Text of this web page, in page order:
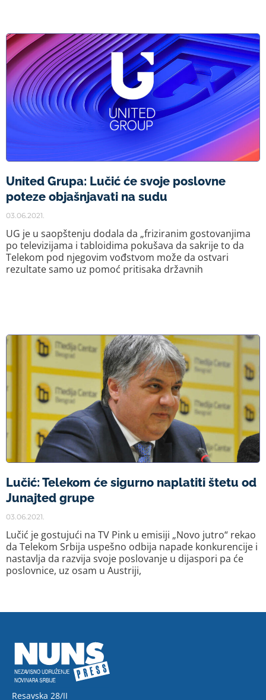
United Grupa: Lučić će svoje poslovne
poteze objašnjavati na sudu
03.06.2021.
UG je u saopštenju dodala da „friziranim gostovanjima
po televizijama i tabloidima pokušava da sakrije to da
Telekom pod njegovim vođstvom može da ostvari
rezultate samo uz pomoć pritisaka državnih
Lučić: Telekom će sigurno naplatiti štetu od
Junajted grupe
03.06.2021.
Lučić je gostujući na TV Pink u emisiji „Novo jutro“ rekao
da Telekom Srbija uspešno odbija napade konkurencije i
nastavlja da razvija svoje poslovanje u dijaspori pa će
poslovnice, uz osam u Austriji,
Resavska 28/II